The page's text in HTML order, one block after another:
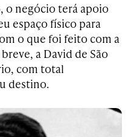
o negócio terá apoio
espaço físico para
o que foi feito com a
a David de São
, com total
destino.